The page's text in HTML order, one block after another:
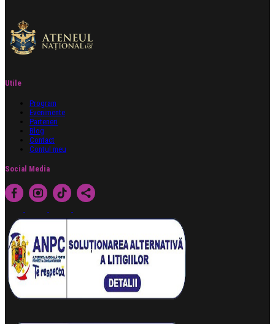
Utile
Program
Evenimente
Parteneri
Blog
Contact
Contul meu
Social Media